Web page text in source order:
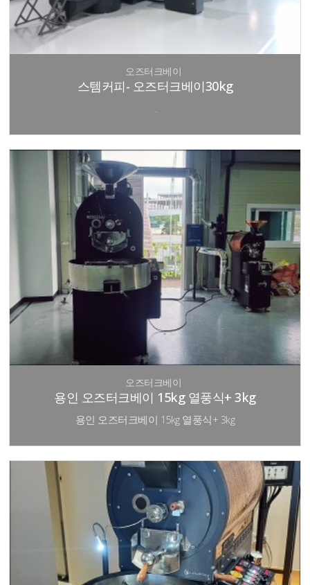
오즈터크베이
스템커피- 오즈터크베이30kg
오즈터크베이
용인 오즈터크베이 15kg 열풍식+ 3kg
용인 오즈터크베이 15kg 열풍식+ 3kg